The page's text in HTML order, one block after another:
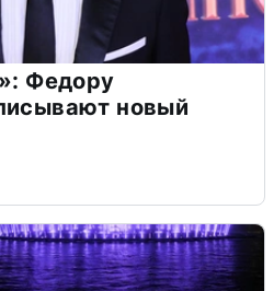
Федору
новый